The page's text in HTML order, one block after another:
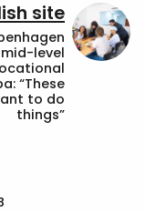
site
level
“These
to do
things”